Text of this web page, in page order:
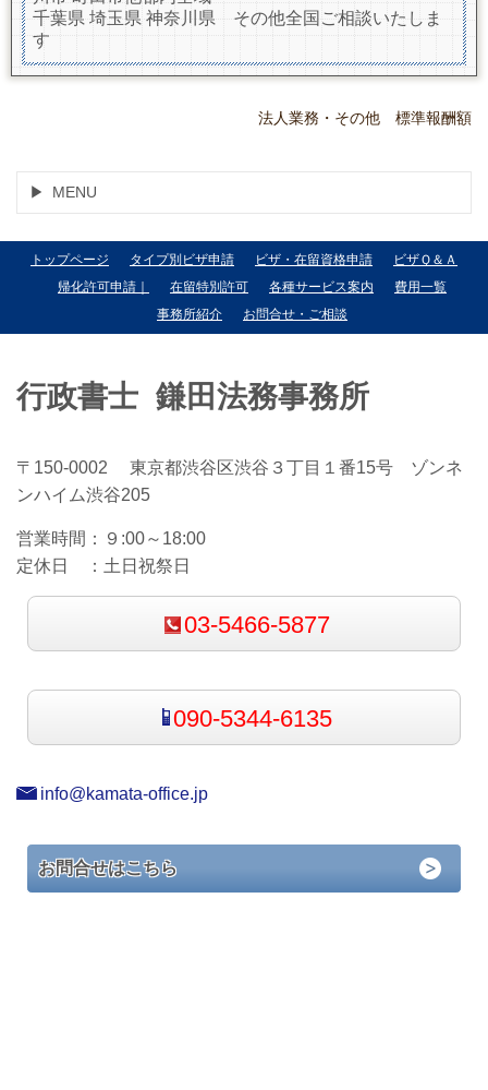
千葉県 埼玉県 神奈川県 その他全国ご相談いたしま
す
法人業務・その他 標準報酬額
MENU
トップページ タイプ別ビザ申請 ビザ・在留資格申請
ビザＱ＆Ａ
帰化許可申請｜
在留特別許可 各種サービス案内
費用一覧
事務所紹介
お問合せ・ご相談
行政書士 鎌田法務事務所
〒150-0002 東京都渋谷区渋谷３丁目１番15号 ゾンネ
ンハイム渋谷205
営業時間：
９:00～18:00
定休日 ： 土日祝祭日
03-5466-5877
090-5344-6135
info@kamata-office.jp
お問合せはこちら